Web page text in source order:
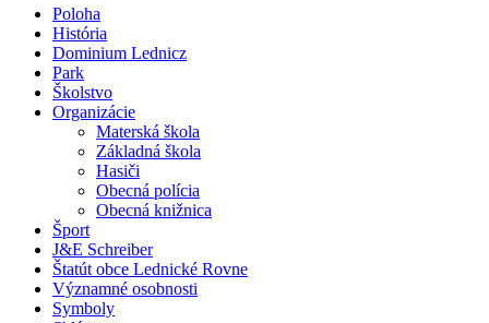
Poloha
História
Dominium Lednicz
Park
Školstvo
Organizácie
Materská škola
Základná škola
Hasiči
Obecná polícia
Obecná knižnica
Šport
J&E Schreiber
Štatút obce Lednické Rovne
Významné osobnosti
Symboly